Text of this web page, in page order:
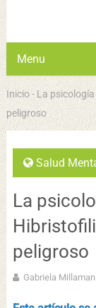
Menu
Inicio-La
peligroso
Salud
La
peligroso
Gabriela